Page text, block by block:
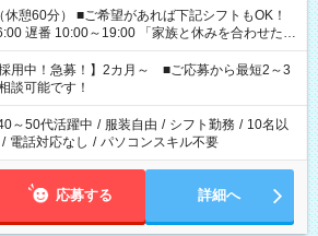
あれば下記シフトもOK！
～19:00 「家族と休みを合わせた
って夕飯の準備がしたい」 「できれば残業はし
ご希望を教えてくださいね。 ※Wワーク希望
お仕事で希望する勤務時間と、もう1つのお仕事
計で週40時間を超える場合は応募できません。
採用中！急募！】2カ月～ ■ご応募から最短2～3
談可能です！
～50代活躍中 / 服装自由 / シフト勤務 / 10名以
/ 電話対応なし / パソコンスキル不要
応募する 詳細へ